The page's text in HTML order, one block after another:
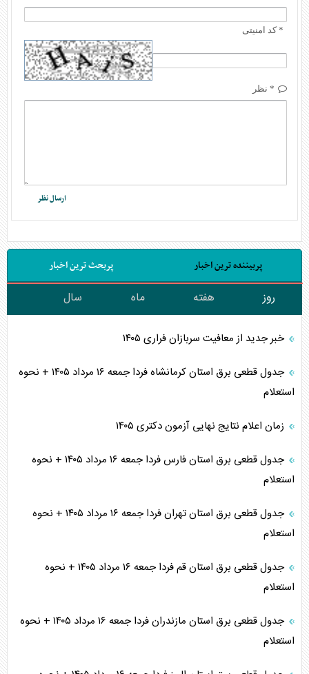
* کد امنیتی
* نظر
پربیننده ترین اخبار پربحث ترین اخبار
روز هفته ماه سال
خبر جدید از معافیت سربازان فراری ۱۴۰۵
جدول قطعی برق استان کرمانشاه فردا جمعه ۱۶ مرداد ۱۴۰۵ + نحوه
استعلام
زمان اعلام نتایج نهایی آزمون دکتری ۱۴۰۵
جدول قطعی برق استان فارس فردا جمعه ۱۶ مرداد ۱۴۰۵ + نحوه
استعلام
جدول قطعی برق استان تهران فردا جمعه ۱۶ مرداد ۱۴۰۵ + نحوه
استعلام
جدول قطعی برق استان قم فردا جمعه ۱۶ مرداد ۱۴۰۵ + نحوه
استعلام
جدول قطعی برق استان مازندران فردا جمعه ۱۶ مرداد ۱۴۰۵ + نحوه
استعلام